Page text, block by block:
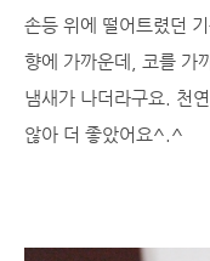
손등 위에 떨어트렸던
향에 가까운데, 코를 가
냄새가 나더라구요. 천
않아 더 좋았어요^.^